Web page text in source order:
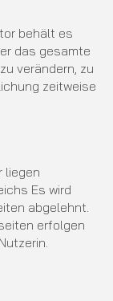
behält es
das gesamte
verändern, zu
zeitweise
liegen
Es wird
abgelehnt.
erfolgen